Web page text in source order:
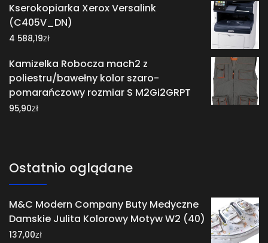
Kserokopiarka Xerox Versalink
(C405V_DN)
4 588,19zł
Kamizelka Robocza mach2 z
poliestru/bawełny kolor szaro-
pomarańczowy rozmiar S M2Gi2GRPT
95,90zł
Ostatnio oglądane
M&C Modern Company Buty Medyczne
Damskie Julita Kolorowy Motyw W2 (40)
137,00zł